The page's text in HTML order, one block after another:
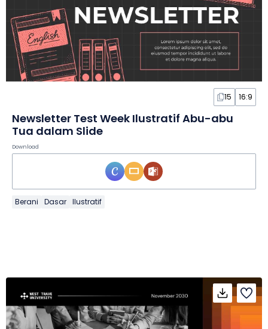
15 16:9
Newsletter Test Week Ilustratif Abu-abu
Tua dalam Slide
Download
Berani Dasar Ilustratif